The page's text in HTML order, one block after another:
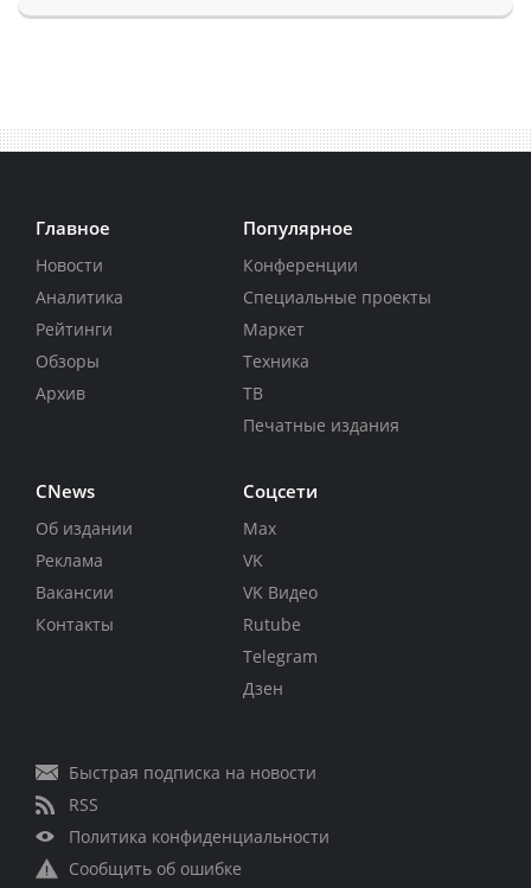
Главное
Новости
Аналитика
Рейтинги
Обзоры
Архив
Популярное
Конференции
Специальные проекты
Маркет
Техника
ТВ
Печатные издания
CNews
Об издании
Реклама
Вакансии
Контакты
Соцсети
Max
VK
VK Видео
Rutube
Telegram
Дзен
Быстрая подписка на новости
RSS
Политика конфиденциальности
Сообщить об ошибке